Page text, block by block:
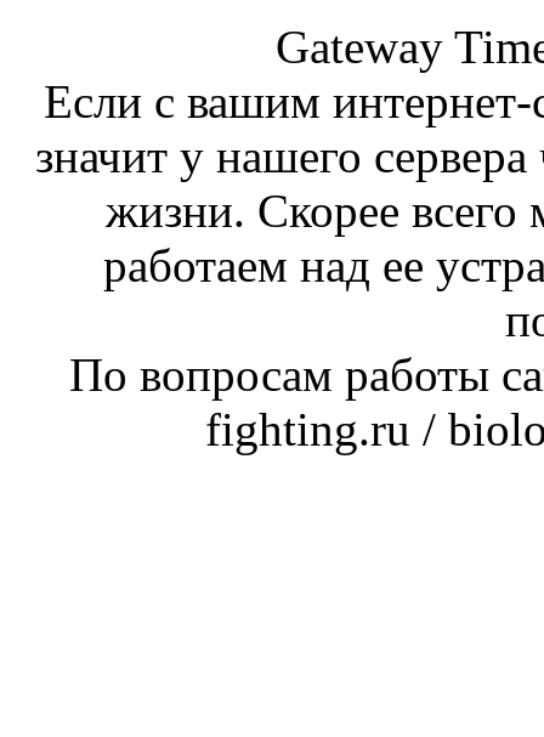
Gateway
Если с вашим интернет-
значит у нашего
жизни. Скорее
работаем над ее
По вопросам работы
fighting.ru /